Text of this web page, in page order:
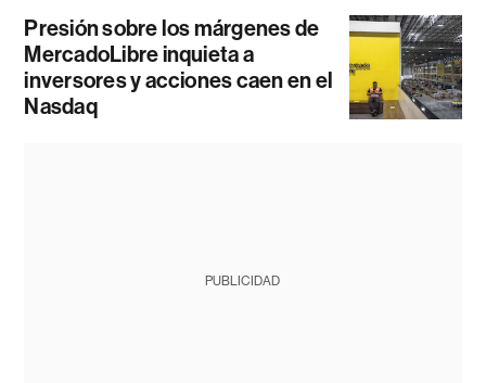
Presión sobre los márgenes de
MercadoLibre inquieta a
inversores y acciones caen en el
Nasdaq
PUBLICIDAD